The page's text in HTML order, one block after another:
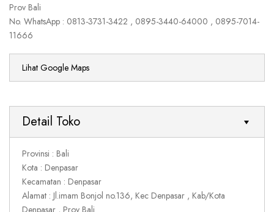
Prov Bali
No. WhatsApp : 0813-3731-3422 , 0895-3440-64000 , 0895-7014-
11666
Lihat Google Maps
Detail Toko
Provinsi : Bali
Kota : Denpasar
Kecamatan : Denpasar
Alamat : Jl.imam Bonjol no.136, Kec Denpasar , Kab/Kota